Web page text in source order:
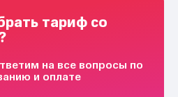
тариф со
на все вопросы по
и оплате